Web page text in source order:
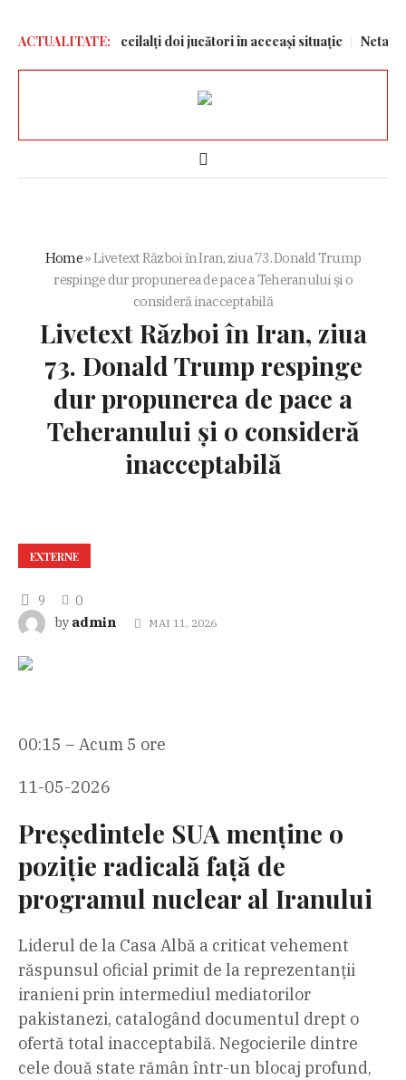
ACTUALITATE:
și care sunt ceilalți doi jucători în aceeași situație
Home»Livetext Război în Iran, ziua 73. Donald Trump
respinge dur propunerea de pace a Teheranului și o
consideră inacceptabilă
Livetext Război în Iran, ziua
73. Donald Trump respinge
dur propunerea de pace a
Teheranului și o consideră
inacceptabilă
EXTERNE
9
0
by admin MAI 11, 2026
00:15 – Acum 5 ore
11-05-2026
Președintele SUA menține o
poziție radicală față de
programul nuclear al Iranului
Liderul de la Casa Albă a criticat vehement
răspunsul oficial primit de la reprezentanții
iranieni prin intermediul mediatorilor
pakistanezi, catalogând documentul drept o
ofertă total inacceptabilă. Negocierile dintre
cele două state rămân într-un blocaj profund,